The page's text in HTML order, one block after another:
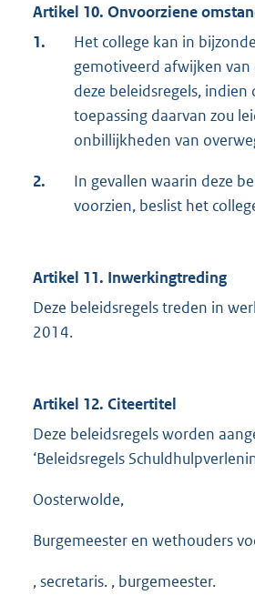
Artikel 10. Onvoorziene
1.
Het college kan in
gemotiveerd afwijken
deze beleidsregels,
toepassing daarvan zou
onbillijkheden van
2.
In gevallen waarin deze
voorzien, beslist het
Artikel 11. Inwerkingtreding
Deze beleidsregels treden in
2014.
Artikel 12. Citeertitel
Deze beleidsregels worden
‘Beleidsregels
Oosterwolde,
Burgemeester en wethouders
, secretaris. , burgemeester.